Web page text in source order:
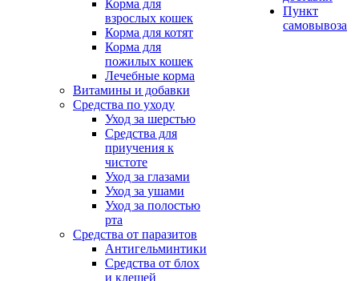
Корма для
взрослых кошек
Корма для котят
Корма для
пожилых кошек
Лечебные корма
Витамины и добавки
Средства по уходу
Уход за шерстью
Средства для
приучения к
чистоте
Уход за глазами
Уход за ушами
Уход за полостью
рта
Средства от паразитов
Антигельминтики
Средства от блох
и клещей
Пункт
самовывоза